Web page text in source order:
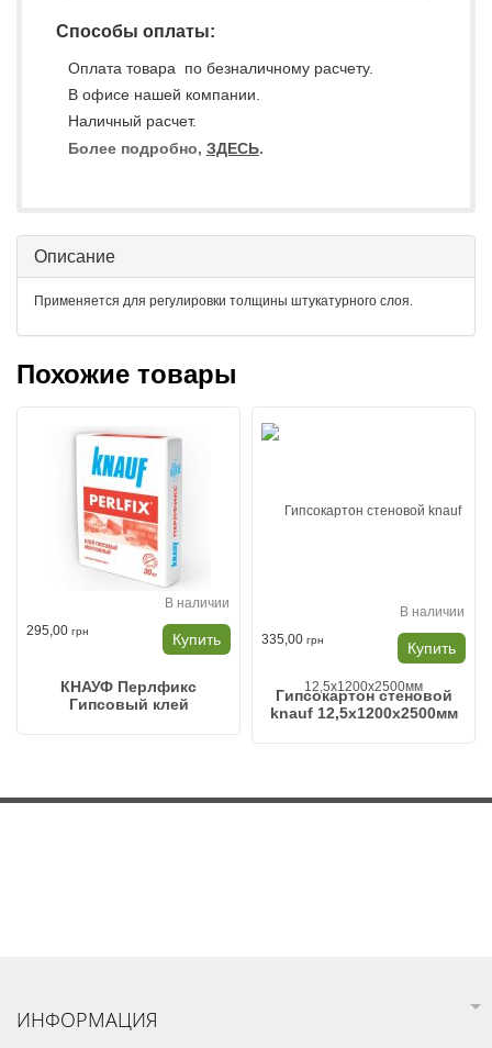
Способы оплаты:
Оплата товара по безналичному расчету.
В офисе нашей компании.
Наличный расчет.
Более подробно, ЗДЕСЬ.
Описание
Применяется для регулировки толщины штукатурного слоя.
Похожие товары
В наличии
295,00 грн Купить
КНАУФ Перлфикс
Гипсовый клей
В наличии
335,00 грн Купить
Гипсокартон стеновой
knauf 12,5x1200x2500мм
ИНФОРМАЦИЯ